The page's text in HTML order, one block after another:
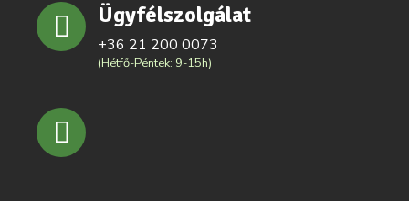
Ügyfélszolgálat
+36 21 200 0073
(Hétfő-Péntek: 9-15h)